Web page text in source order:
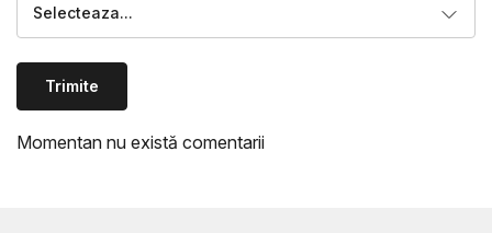
Selecteaza...
Trimite
Momentan nu există comentarii